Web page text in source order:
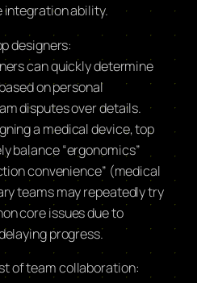
ability.
designers:
can quickly determine
on personal
disputes over details.
a medical device, top
balance “ergonomics”
convenience” (medical
teams may repeatedly try
core issues due to
progress.
of team collaboration: